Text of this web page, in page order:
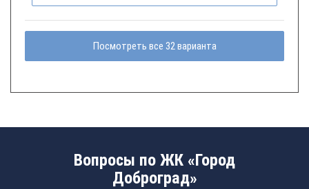
Посмотреть все 32 варианта
Вопросы по ЖК «Город
Доброград»